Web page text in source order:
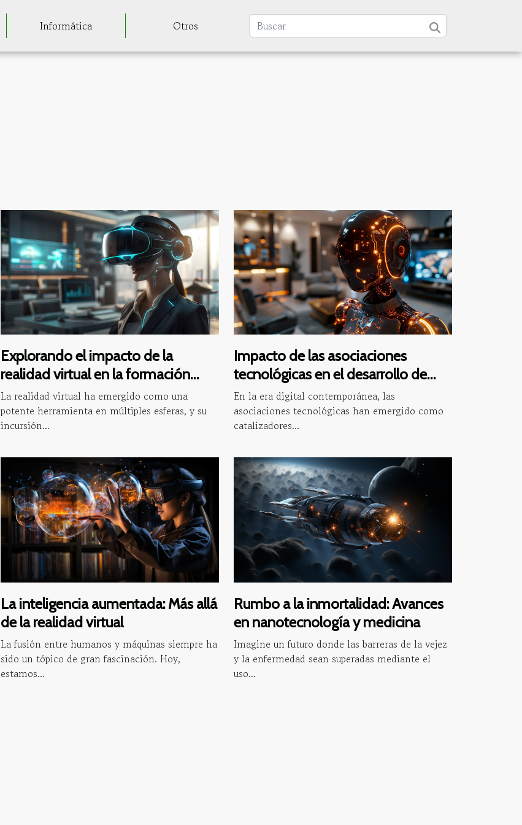
Informática Otros
Explorando el impacto de la
realidad virtual en la formación
profesional
La realidad virtual ha emergido como una
potente herramienta en múltiples esferas, y su
incursión...
Impacto de las asociaciones
tecnológicas en el desarrollo de
chatbots avanzados
En la era digital contemporánea, las
asociaciones tecnológicas han emergido como
catalizadores...
La inteligencia aumentada: Más allá
de la realidad virtual
La fusión entre humanos y máquinas siempre ha
sido un tópico de gran fascinación. Hoy,
estamos...
Rumbo a la inmortalidad: Avances
en nanotecnología y medicina
Imagine un futuro donde las barreras de la vejez
y la enfermedad sean superadas mediante el
uso...